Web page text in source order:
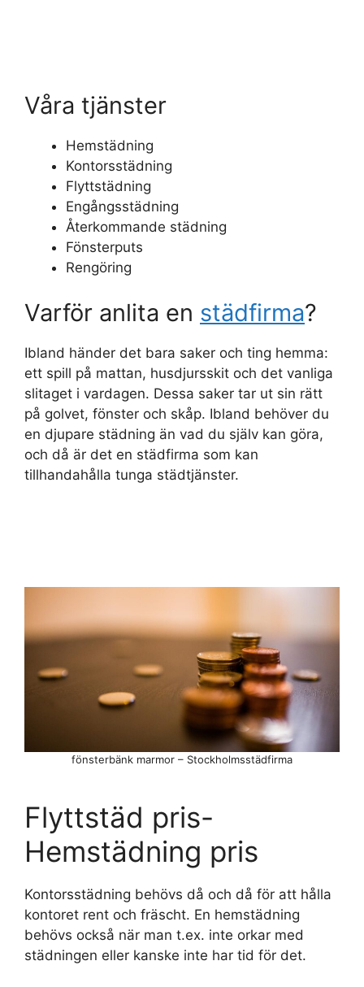
Våra tjänster
Hemstädning
Kontorsstädning
Flyttstädning
Engångsstädning
Återkommande städning
Fönsterputs
Rengöring
Varför anlita en städfirma?
Ibland händer det bara saker och ting hemma:
ett spill på mattan, husdjursskit och det vanliga
slitaget i vardagen. Dessa saker tar ut sin rätt
på golvet, fönster och skåp. Ibland behöver du
en djupare städning än vad du själv kan göra,
och då är det en städfirma som kan
tillhandahålla tunga städtjänster.
fönsterbänk marmor – Stockholmsstädfirma
Flyttstäd pris-
Hemstädning pris
Kontorsstädning behövs då och då för att hålla
kontoret rent och fräscht. En hemstädning
behövs också när man t.ex. inte orkar med
städningen eller kanske inte har tid för det.